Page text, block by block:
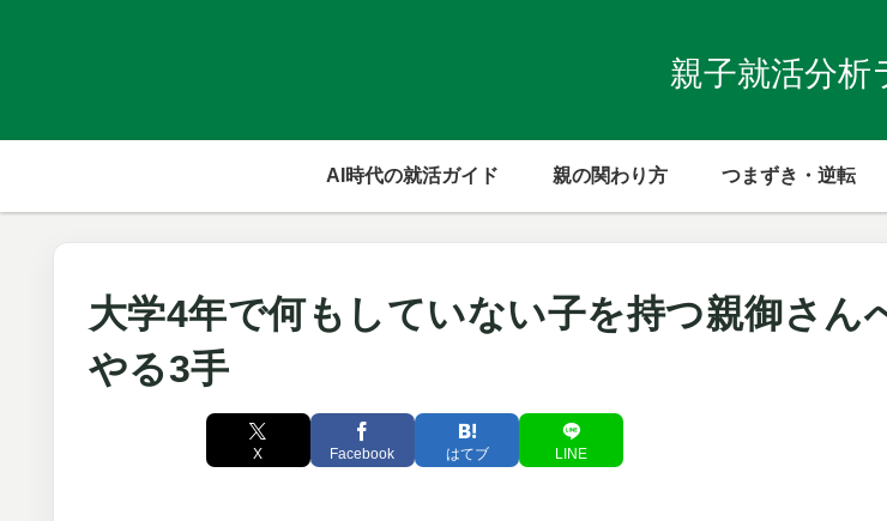
親子就活分析
AI時代の就活ガイド 親の関わり方 つまずき・逆転
大学4年で何もしていない子を持つ親御さん
やる3手
X Facebook はてブ LINE